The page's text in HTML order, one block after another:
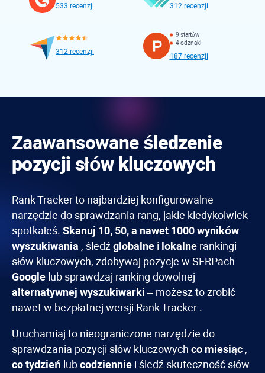
533 recenzji 312 recenzji
312 recenzji
9 startów
4 odznaki
187 recenzji
Zaawansowane śledzenie
pozycji słów kluczowych
Rank Trackerto najbardziej konfigurowalne
narzędzie do sprawdzania rang, jakie kiedykolwiek
spotkałeś. Skanuj 10, 50, a nawet 1000 wyników
wyszukiwania , śledź globalne i lokalne rankingi
słów kluczowych, zdobywaj pozycje w SERPach
Google lub sprawdzaj ranking dowolnej
alternatywnej wyszukiwarki – możesz to zrobić
nawet w bezpłatnej wersji Rank Tracker .
Uruchamiaj to nieograniczone narzędzie do
sprawdzania pozycji słów kluczowych co miesiąc ,
co tydzień lubcodziennie i śledź skuteczność słów